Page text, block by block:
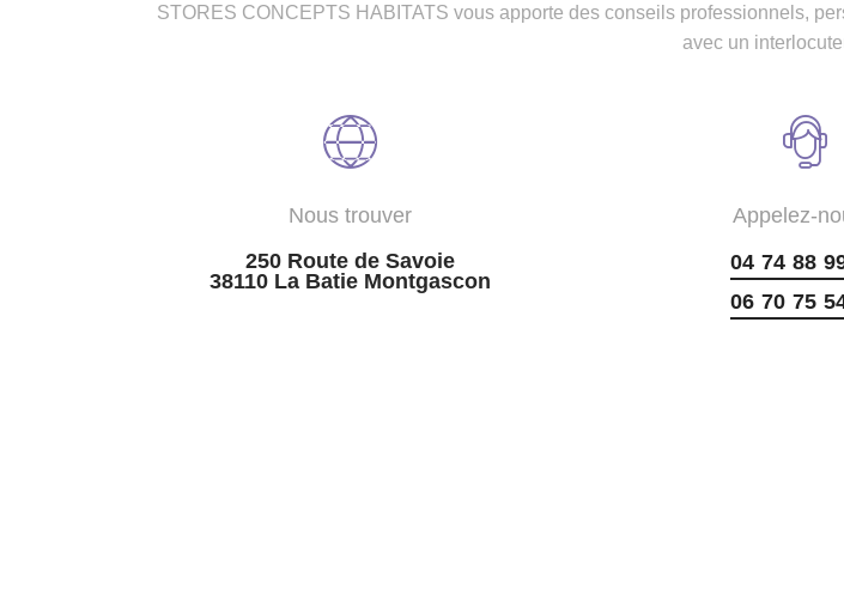
STORES CONCEPTS HABITATS vous apporte des conseils professionnels,
avec un
Nous trouver
250 Route de Savoie
38110 La Batie Montgascon
Appelez-
04 74 88
06 70 75